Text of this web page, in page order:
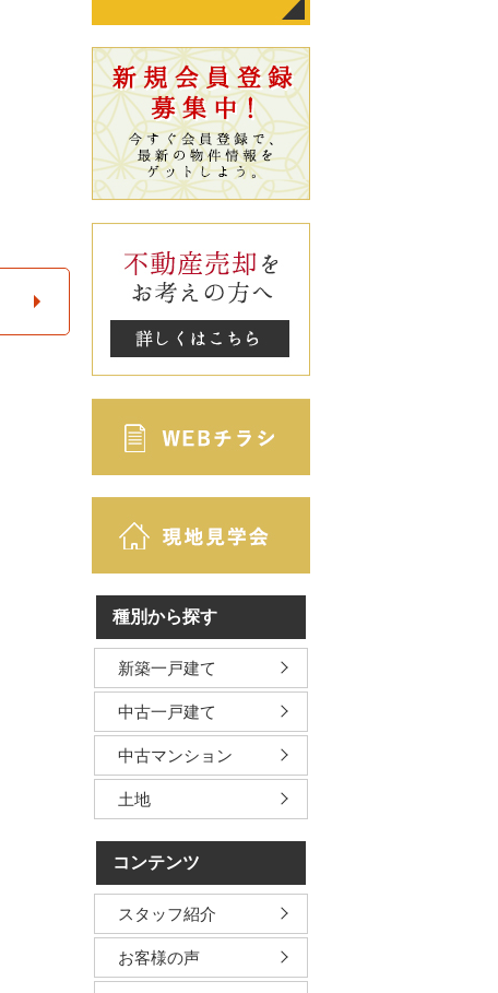
種別から探す
新築一戸建て
中古一戸建て
中古マンション
土地
コンテンツ
スタッフ紹介
お客様の声